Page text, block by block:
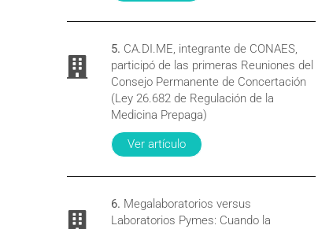
5. CA.DI.ME, integrante de CONAES,
participó de las primeras Reuniones del
Consejo Permanente de Concertación
(Ley 26.682 de Regulación de la
Medicina Prepaga)
Ver artículo
6. Megalaboratorios versus
Laboratorios Pymes: Cuando la